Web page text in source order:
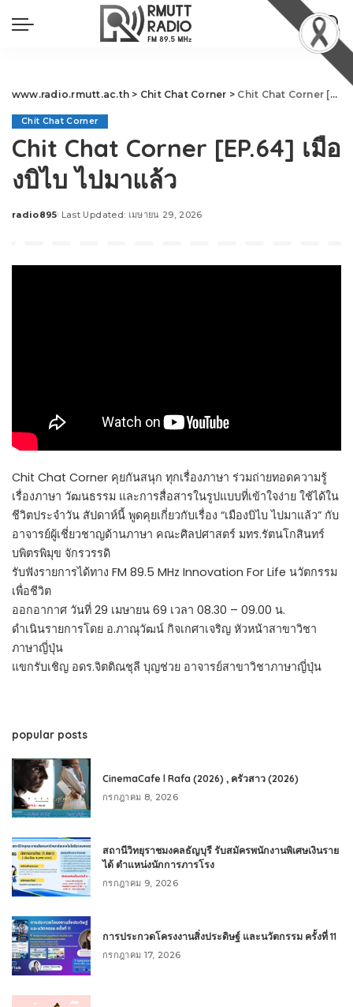
www.radio.rmutt.ac.th > Chit Chat Corner > Chit Chat Corner [EP.64] เมืองบิไบ ไปมาแล้ว
Chit Chat Corner
Chit Chat Corner [EP.64] เมือ
งบิไบ ไปมาแล้ว
Posted
radio895 Last Updated: เมษายน 29, 2026
Chit Chat Corner คุยกันสนุก ทุกเรื่องภาษา ร่วมถ่ายทอดความรู้
เรื่องภาษา วัฒนธรรม และการสื่อสารในรูปแบบที่เข้าใจง่าย ใช้ได้ใน
ชีวิตประจำวัน สัปดาห์นี้ พูดคุยเกี่ยวกับเรื่อง “เมืองบิไบ ไปมาแล้ว” กับ
อาจารย์ผู้เชี่ยวชาญด้านภาษา คณะศิลปศาสตร์ มทร.รัตนโกสินทร์
บพิตรพิมุข จักรวรรดิ
รับฟังรายการได้ทาง FM 89.5 MHz Innovation For Life นวัตกรรม
เพื่อชีวิต
ออกอากาศ วันที่ 29 เมษายน 69 เวลา 08.30 – 09.00 น.
ดำเนินรายการโดย อ.ภาณุวัฒน์ กิจเกศาเจริญ หัวหน้าสาขาวิชา
ภาษาญี่ปุ่น
แขกรับเชิญ อดร.จิตติณชุลี บุญช่วย อาจารย์สาขาวิชาภาษาญี่ปุ่น
popular posts
CinemaCafe l Rafa (2026) , ครัวสาว (2026)
กรกฎาคม 8, 2026
สถานีวิทยุราชมงคลธัญบุรี รับสมัครพนักงานพิเศษเงินราย
ได้ ตำแหน่งนักการภารโรง
กรกฎาคม 9, 2026
การประกวดโครงงานสิ่งประดิษฐ์ และนวัตกรรม ครั้งที่ 11
กรกฎาคม 17, 2026